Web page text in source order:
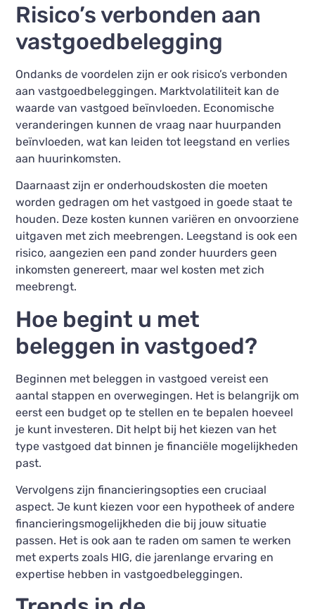
Risico’s verbonden aan
vastgoedbelegging
Ondanks de voordelen zijn er ook risico’s verbonden
aan vastgoedbeleggingen. Marktvolatiliteit kan de
waarde van vastgoed beïnvloeden. Economische
veranderingen kunnen de vraag naar huurpanden
beïnvloeden, wat kan leiden tot leegstand en verlies
aan huurinkomsten.
Daarnaast zijn er onderhoudskosten die moeten
worden gedragen om het vastgoed in goede staat te
houden. Deze kosten kunnen variëren en onvoorziene
uitgaven met zich meebrengen. Leegstand is ook een
risico, aangezien een pand zonder huurders geen
inkomsten genereert, maar wel kosten met zich
meebrengt.
Hoe begint u met
beleggen in vastgoed?
Beginnen met beleggen in vastgoed vereist een
aantal stappen en overwegingen. Het is belangrijk om
eerst een budget op te stellen en te bepalen hoeveel
je kunt investeren. Dit helpt bij het kiezen van het
type vastgoed dat binnen je financiële mogelijkheden
past.
Vervolgens zijn financieringsopties een cruciaal
aspect. Je kunt kiezen voor een hypotheek of andere
financieringsmogelijkheden die bij jouw situatie
passen. Het is ook aan te raden om samen te werken
met experts zoals HIG, die jarenlange ervaring en
expertise hebben in vastgoedbeleggingen.